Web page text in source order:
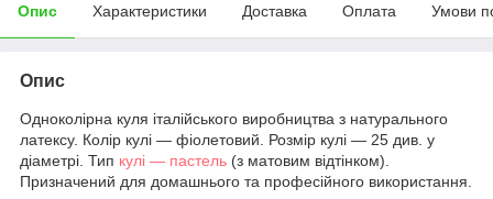
Опис Характеристики Доставка Оплата Умови
Опис
Одноколірна куля італійського виробництва з натурального
латексу. Колір кулі — фіолетовий. Розмір кулі — 25 див. у
діаметрі. Тип кулі — пастель (з матовим відтінком).
Призначений для домашнього та професійного використання.